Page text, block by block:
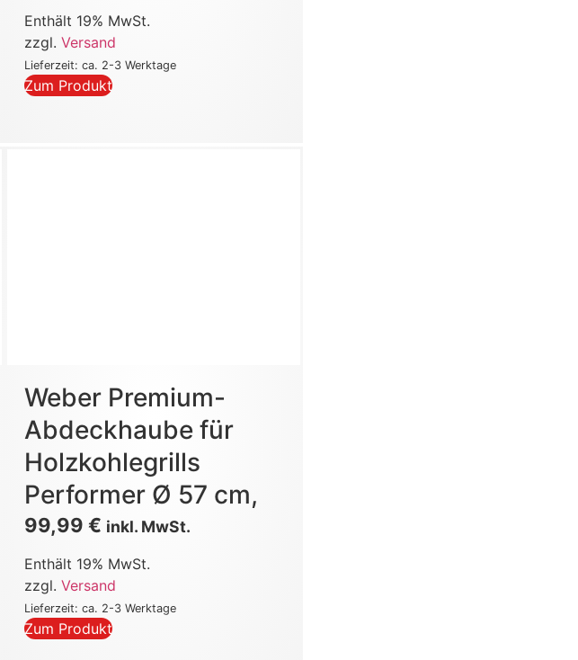
Enthält 19% MwSt.
zzgl.Versand
Lieferzeit: ca. 2-3 Werktage
Zum Produkt
Weber Premium-
Abdeckhaube für
Holzkohlegrills
Performer Ø 57 cm,
99,99€ inkl. MwSt.
Enthält 19% MwSt.
zzgl.Versand
Lieferzeit: ca. 2-3 Werktage
Zum Produkt